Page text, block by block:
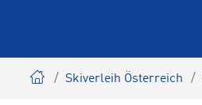
Skiverleih Österreich